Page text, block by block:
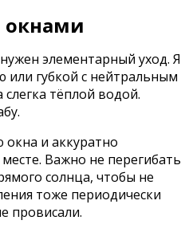
окнами
элементарный уход. Я
губкой с нейтральным
тёплой водой.
и аккуратно
Важно не перегибать
солнца, чтобы не
тоже периодически
провисали.